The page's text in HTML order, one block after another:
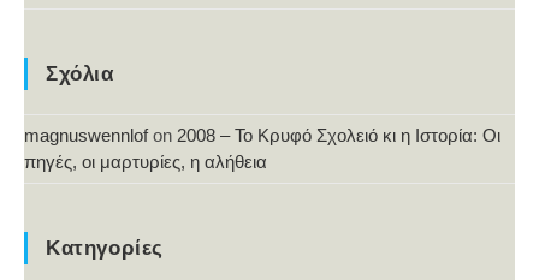
Σχόλια
magnuswennlofon 2008 – Το Κρυφό Σχολειό κι η Ιστορία: Οι
πηγές, οι μαρτυρίες, η αλήθεια
Κατηγορίες